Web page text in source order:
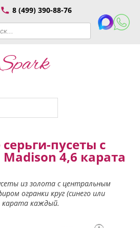
8 (499) 390-88-76
пусеты с
4,6 карата
из золота с центральным
огранки круг (синего или
карата каждый.